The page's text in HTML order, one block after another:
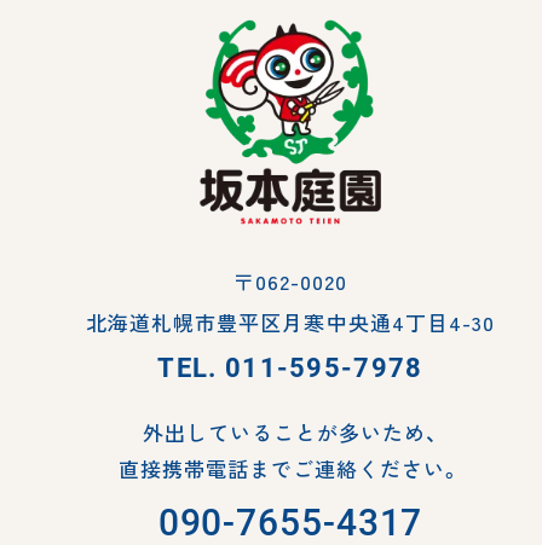
〒062-0020
北海道札幌市豊平区月寒中央通4丁目4-30
TEL. 011-595-7978
外出していることが多いため、
直接携帯電話までご連絡ください。
090-7655-4317